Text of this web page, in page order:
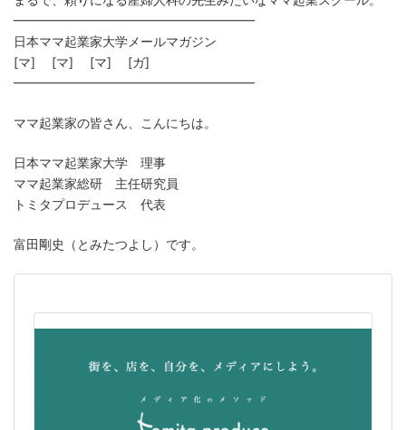
━━━━━━━━━━━━━━━━━━━
日本ママ起業家大学メールマガジン
[マ] [マ] [マ] [ガ]
━━━━━━━━━━━━━━━━━━━
ママ起業家の皆さん、こんにちは。
日本ママ起業家大学 理事
ママ起業家総研 主任研究員
トミタプロデュース 代表
富田剛史（とみたつよし）です。